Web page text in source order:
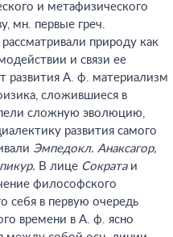
и метафизического
мн. первые греч.
природу как
и связи ее
развития А. ф. материализм
сложившиеся в
сложную эволюцию,
развития самого
Эмпедокл. Анаксагор,
В лице Сократаи
философского
себя в первую очередь
времени в А. ф. ясно